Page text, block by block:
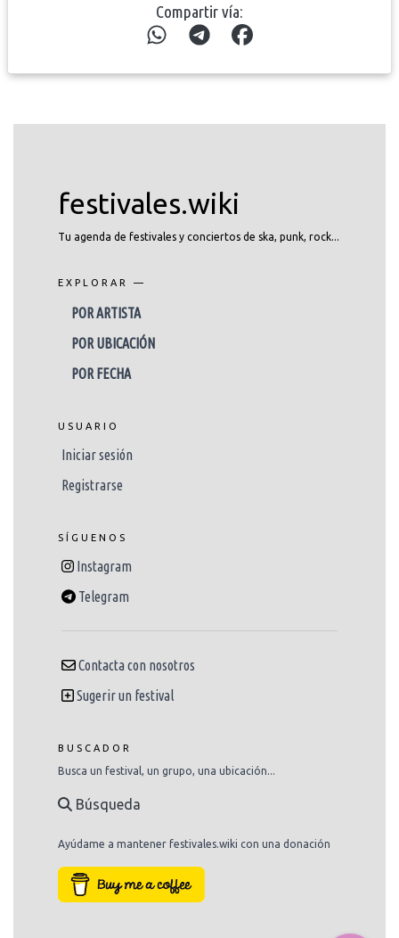
Compartir vía:
festivales.wiki
Tu agenda de festivales y conciertos de ska, punk, rock...
EXPLORAR —
POR ARTISTA
POR UBICACIÓN
POR FECHA
USUARIO
Iniciar sesión
Registrarse
SÍGUENOS
Instagram
Telegram
Contacta con nosotros
Sugerir un festival
BUSCADOR
Busca un festival, un grupo, una ubicación...
Búsqueda
Ayúdame a mantener festivales.wiki con una donación